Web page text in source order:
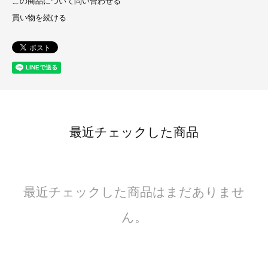
買い物を続ける
最近チェックした商品
最近チェックした商品はまだありませ
ん。